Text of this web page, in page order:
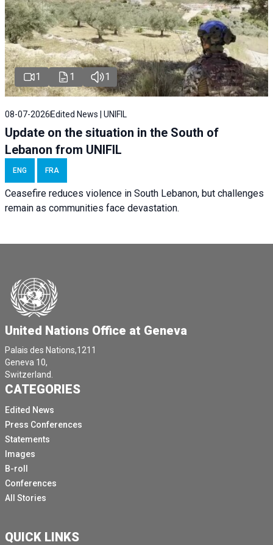
1 1 1
08-07-2026 Edited News | UNIFIL
Update on the situation in the South of
Lebanon from UNIFIL
ENG FRA
Ceasefire reduces violence in South Lebanon, but challenges
remain as communities face devastation.
United Nations Office at Geneva
Palais des Nations,1211
Geneva 10,
Switzerland.
CATEGORIES
Edited News
Press Conferences
Statements
Images
B-roll
Conferences
All Stories
QUICK LINKS